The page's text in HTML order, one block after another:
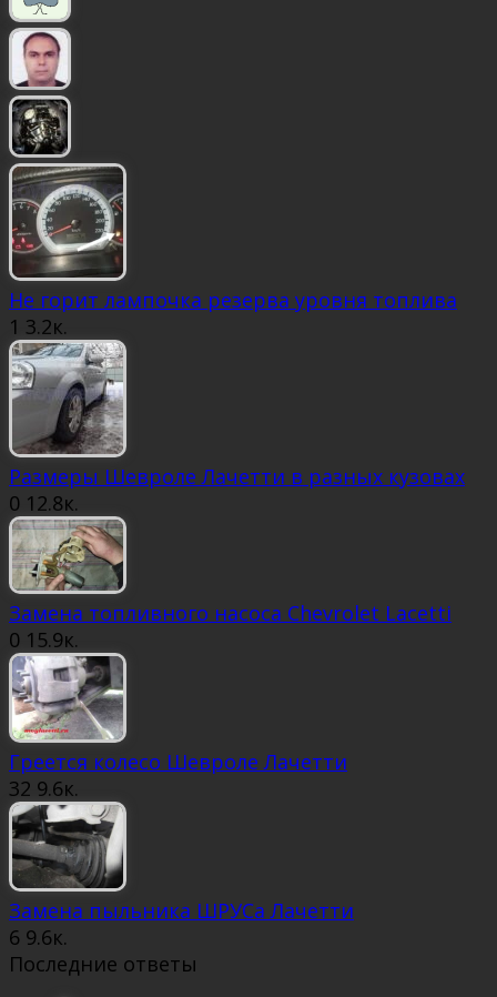
Не горит лампочка резерва уровня топлива
1 3.2к.
Размеры Шевроле Лачетти в разных кузовах
0 12.8к.
Замена топливного насоса Chevrolet Lacetti
0 15.9к.
Греется колесо Шевроле Лачетти
32 9.6к.
Замена пыльника ШРУСа Лачетти
6 9.6к.
Последние ответы